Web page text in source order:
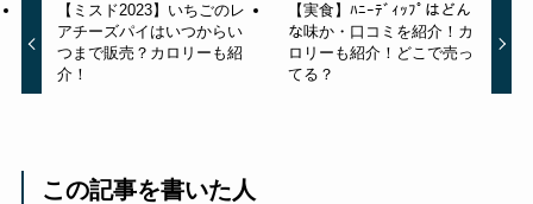
【ミスド2023】いちごのレ
アチーズパイはいつからい
つまで販売？カロリーも紹
介！
【実食】ﾊﾆｰﾃﾞｨｯﾌﾟはどん
な味か・口コミを紹介！カ
ロリーも紹介！どこで売っ
てる？
この記事を書いた人